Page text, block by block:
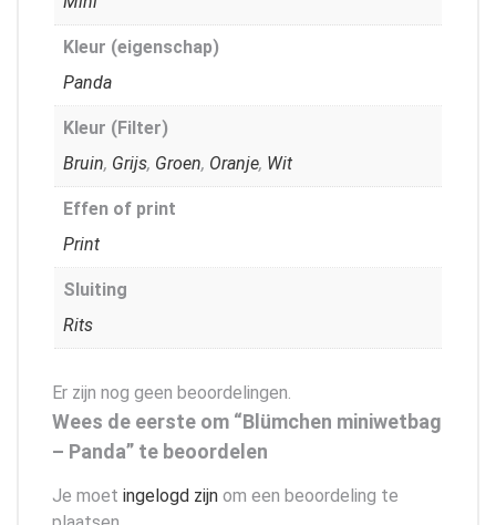
Kleur (eigenschap)
Panda
Kleur (Filter)
Bruin, Grijs, Groen, Oranje, Wit
Effen of print
Print
Sluiting
Rits
Er zijn nog geen beoordelingen.
Wees de eerste om “Blümchen miniwetbag
– Panda” te beoordelen
Je moet ingelogd zijn om een beoordeling te